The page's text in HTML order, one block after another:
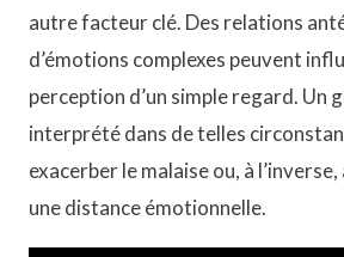
autre facteur clé. Des relations
d’émotions complexes peuvent
perception d’un simple regard. Un
interprété dans de telles
exacerber le malaise ou, à
une distance émotionnelle.